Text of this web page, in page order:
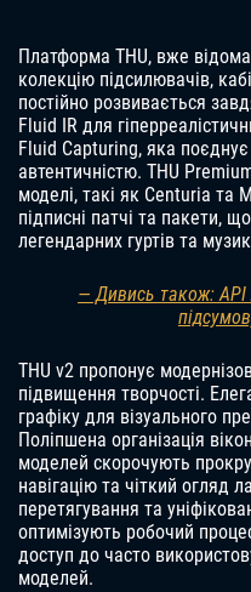
Платформа THU, вже
колекцію підсилювачів,
постійно розвивається
Fluid IR для
Fluid Capturing, яка
автентичністю. THU
моделі, такі як Centuria та
підписні патчі та пакети,
легендарних гуртів та
— Дивись також: API
THU v2 пропонує
підвищення творчості.
графіку для візуального
Поліпшена організація
моделей скорочують
навігацію та чіткий огляд
перетягування та
оптимізують робочий
доступ до часто
моделей.